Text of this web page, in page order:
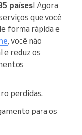
países! Agora
que você
forma rápida e
, você não
e reduz os
perdidas.
para os